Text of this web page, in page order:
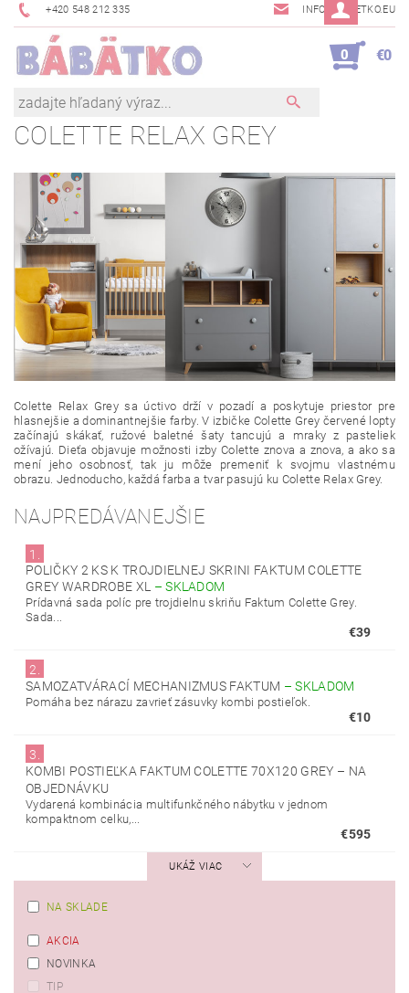
+420 548 212 335 INFO@BABETKO.EU
0 €0
COLETTE RELAX GREY
Colette Relax Grey sa úctivo drží v pozadí a poskytuje priestor pre
hlasnejšie a dominantnejšie farby. V izbičke Colette Grey červené lopty
začínajú skákať, ružové baletné šaty tancujú a mraky z pasteliek
ožívajú. Dieťa objavuje možnosti izby Colette znova a znova, a ako sa
mení jeho osobnosť, tak ju môže premeniť k svojmu vlastnému
obrazu. Jednoducho, každá farba a tvar pasujú ku Colette Relax Grey.
NAJPREDÁVANEJŠIE
1.
POLIČKY 2 KS K TROJDIELNEJ SKRINI FAKTUM COLETTE
GREY WARDROBE XL –SKLADOM
Prídavná sada políc pre trojdielnu skriňu Faktum Colette Grey.
Sada...
€39
2.
SAMOZATVÁRACÍ MECHANIZMUS FAKTUM –SKLADOM
Pomáha bez nárazu zavrieť zásuvky kombi postieľok.
€10
3.
KOMBI POSTIEĽKA FAKTUM COLETTE 70X120 GREY – NA
OBJEDNÁVKU
Vydarená kombinácia multifunkčného nábytku v jednom
kompaktnom celku,...
€595
UKÁŽ VIAC
NA SKLADE
AKCIA
NOVINKA
TIP